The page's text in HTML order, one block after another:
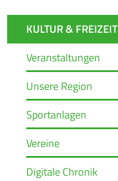
KULTUR & FREIZEIT
Veranstaltungen
Unsere Region
Sportanlagen
Vereine
Digitale Chronik